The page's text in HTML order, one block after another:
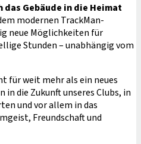
Gebäude in die Heimat
modernen TrackMan-
neue Möglichkeiten für
Stunden – unabhängig vom
für weit mehr als ein neues
in die Zukunft unseres Clubs, in
und vor allem in das
Freundschaft und